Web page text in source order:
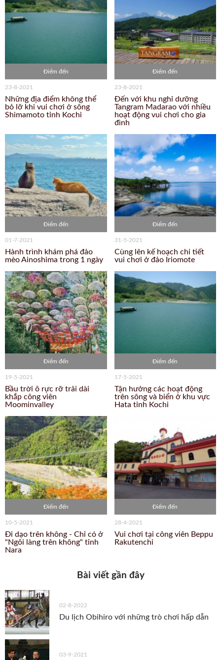
Điểm đến
23-8-2021
Những địa điểm không thể
bỏ lỡ khi vui chơi ở sông
Shimamoto tỉnh Kochi
Điểm đến
23-8-2021
Đến với khu nghỉ dưỡng
Tangram Madarao với nhiều
hoạt động vui chơi cho gia
đình
Điểm đến
01-7-2021
Hành trình khám phá đảo
mèo Ainoshima trong 1 ngày
Điểm đến
31-5-2021
Cùng lên kế hoạch chi tiết
vui chơi ở đảo Iriomote
Điểm đến
19-5-2021
Bầu trời ô rực rỡ trải dài
khắp công viên
Moominvalley
Điểm đến
17-5-2021
Tận hưởng các hoạt động
trên sông và biển ở khu vực
Hata tỉnh Kochi
Điểm đến
10-5-2021
Đi dạo trên không - Chỉ có ở
"Ngôi làng trên không" tỉnh
Nara
Điểm đến
28-4-2021
Vui chơi tại công viên Beppu
Rakutenchi
Bài viết gần đây
02-8-2022
Du lịch Obihiro với những trò chơi hấp dẫn
03-9-2021